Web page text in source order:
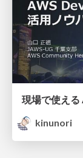
kinunori